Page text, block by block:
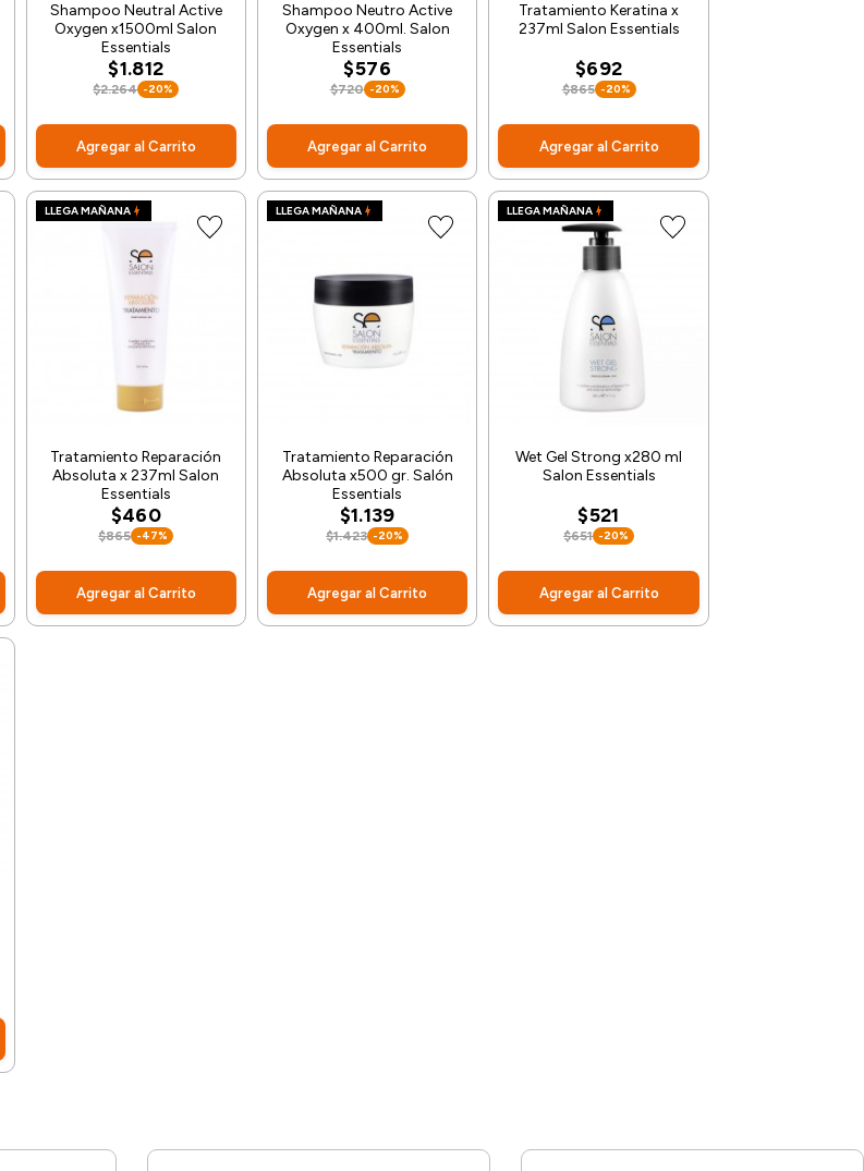
Shampoo Neutral Active
Oxygen x1500ml Salon
Essentials
$1.812
$2.264 -20%
Agregar al Carrito
Shampoo Neutro Active
Oxygen x 400ml. Salon
Essentials
$576
$720 -20%
Agregar al Carrito
Tratamiento Keratina x
237ml Salon Essentials
$692
$865 -20%
Agregar al Carrito
LLEGA MAÑANA
Tratamiento Reparación
Absoluta x 237ml Salon
Essentials
$460
$865 -47%
Agregar al Carrito
LLEGA MAÑANA
Tratamiento Reparación
Absoluta x500 gr. Salón
Essentials
$1.139
$1.423 -20%
Agregar al Carrito
LLEGA MAÑANA
Wet Gel Strong x280 ml
Salon Essentials
$521
$651 -20%
Agregar al Carrito